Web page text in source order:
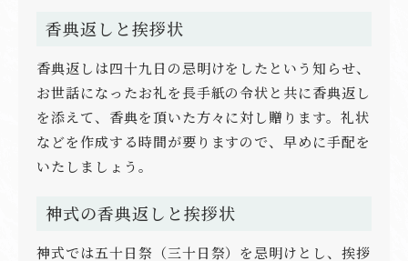
香典返しと挨拶状
香典返しは四十九日の忌明けをしたという知らせ、
お世話になったお礼を長手紙の令状と共に香典返し
を添えて、香典を頂いた方々に対し贈ります。礼状
などを作成する時間が要りますので、早めに手配を
いたしましょう。
神式の香典返しと挨拶状
神式では五十日祭（三十日祭）を忌明けとし、挨拶